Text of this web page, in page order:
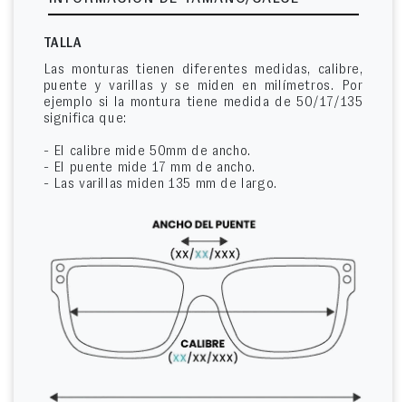
TALLA
Las monturas tienen diferentes medidas, calibre,
puente y varillas y se miden en milímetros. Por
ejemplo si la montura tiene medida de 50/17/135
significa que:
- El calibre mide 50mm de ancho.
- El puente mide 17 mm de ancho.
- Las varillas miden 135 mm de largo.